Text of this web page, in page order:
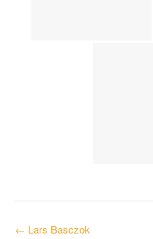
Post
← Lars Basczok